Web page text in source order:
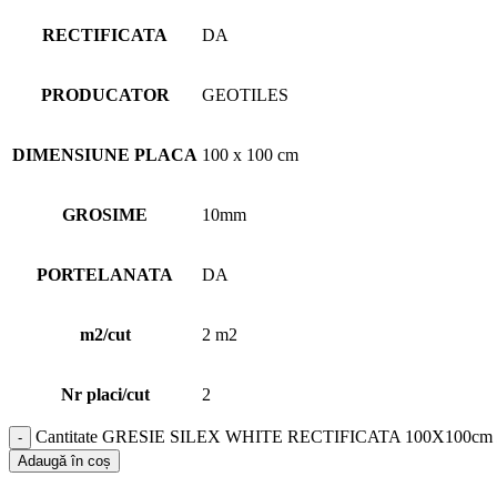
RECTIFICATA DA
PRODUCATOR GEOTILES
DIMENSIUNE PLACA 100 x 100 cm
GROSIME 10mm
PORTELANATA DA
m2/cut 2 m2
Nr placi/cut 2
Cantitate GRESIE SILEX WHITE RECTIFICATA 100X100cm
Adaugă în coș